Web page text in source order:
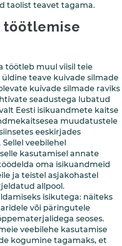
taolist teavet tagama.
töötlemise
töötleb muul viisil teie
teave kuivade silmade
kuivade silmade raviks
seadustega lubatud
Eesti isikuandmete kaitse
muudatustele
eeskirjades
veebilehel
kasutamisel annate
oma isikuandmeid
ja teistel asjakohastel
allpool.
isikutega: näiteks
või päringutele
seoses.
veebilehe kasutamise
kogumine tagamaks, et